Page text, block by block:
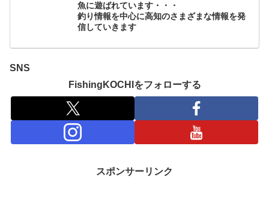
魚に遊ばれています・・・
釣り情報を中心に高知のさまざまな情報を発
信していきます
SNS
FishingKOCHIをフォローする
スポンサーリンク